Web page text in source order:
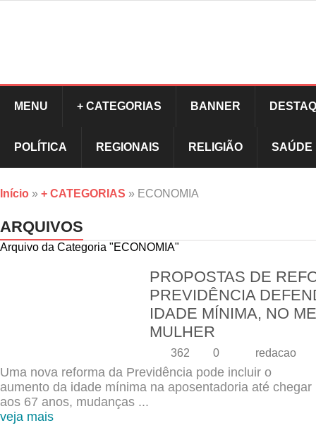
MENU + CATEGORIAS BANNER
POLÍTICA REGIONAIS RELIGIÃO SAÚDE
Início » + CATEGORIAS » ECONOMIA
ARQUIVOS
Arquivo da Categoria "ECONOMIA"
PROPOSTAS DE
PREVIDÊNCIA
IDADE MÍNIMA, NO
MULHER
362 0 redacao
Uma nova reforma da Previdência pode incluir o
aumento da idade mínima na aposentadoria até chegar
aos 67 anos, mudanças ...
veja mais